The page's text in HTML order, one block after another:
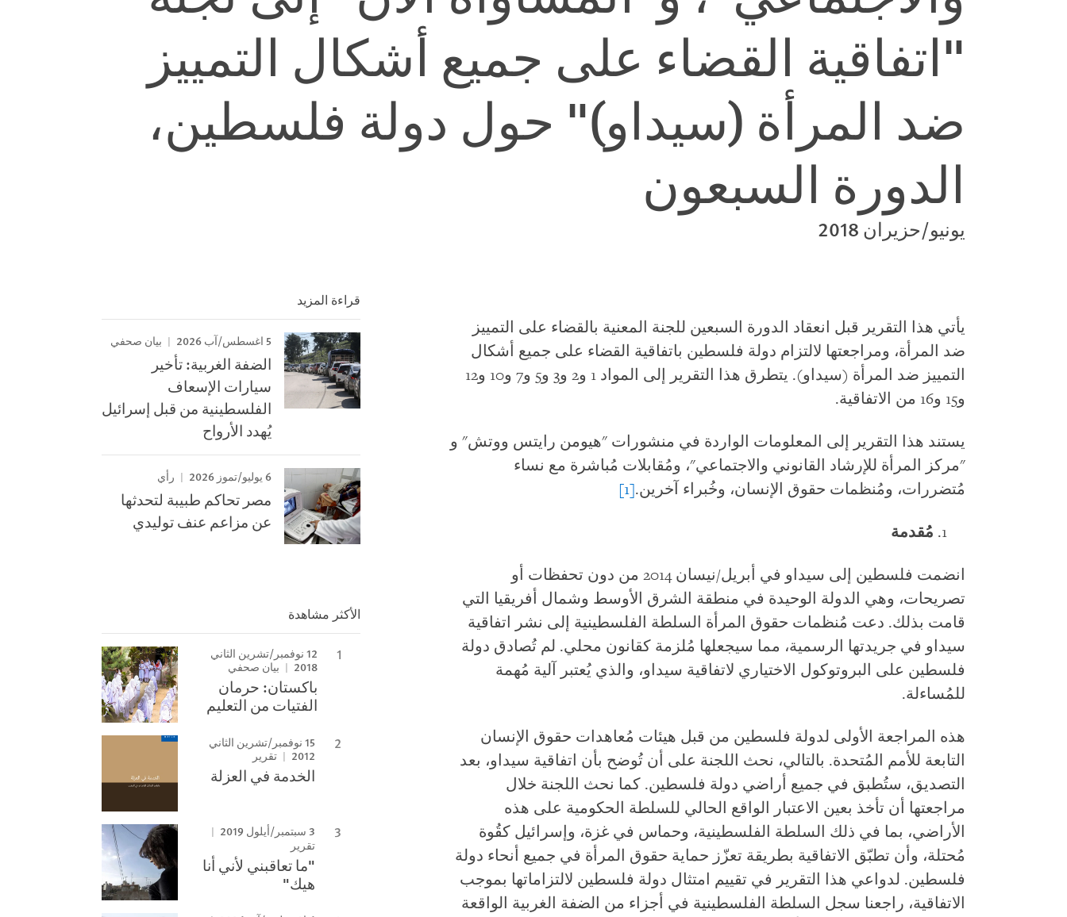
"اتفاقية القضاء على جميع أشكال التمييز
ضد المرأة (سيداو)" حول دولة فلسطين،
الدورة السبعون
يونيو/حزيران 2018
يأتي هذا التقرير قبل انعقاد الدورة السبعين للجنة المعنية بالقضاء على التمييز
ضد المرأة، ومراجعتها لالتزام دولة فلسطين باتفاقية القضاء على جميع أشكال
التمييز ضد المرأة (سيداو). يتطرق هذا التقرير إلى المواد 1 و2 و3 و5 و7 و10 و12
و15 و16 من الاتفاقية.
يستند هذا التقرير إلى المعلومات الواردة في منشورات "هيومن رايتس ووتش" و
"مركز المرأة للإرشاد القانوني والاجتماعي"، ومُقابلات مُباشرة مع نساء
مُتضررات، ومُنظمات حقوق الإنسان، وخُبراء آخرين.[1]
مُقدمة
انضمت فلسطين إلى سيداو في أبريل/نيسان 2014 من دون تحفظات أو
تصريحات، وهي الدولة الوحيدة في منطقة الشرق الأوسط وشمال أفريقيا التي
قامت بذلك. دعت مُنظمات حقوق المرأة السلطة الفلسطينية إلى نشر اتفاقية
سيداو في جريدتها الرسمية، مما سيجعلها مُلزمة كقانون محلي. لم تُصادق دولة
فلسطين على البروتوكول الاختياري لاتفاقية سيداو، والذي يُعتبر آلية مُهمة
للمُساءلة.
هذه المراجعة الأولى لدولة فلسطين من قبل هيئات مُعاهدات حقوق الإنسان
التابعة للأمم المُتحدة. بالتالي، نحث اللجنة على أن تُوضح بأن اتفاقية سيداو، بعد
التصديق، ستُطبق في جميع أراضي دولة فلسطين. كما نحث اللجنة خلال
مراجعتها أن تأخذ بعين الاعتبار الواقع الحالي للسلطة الحكومية على هذه
الأراضي، بما في ذلك السلطة الفلسطينية، وحماس في غزة، وإسرائيل كقُوة
مُحتلة، وأن تطبّق الاتفاقية بطريقة تعزّز حماية حقوق المرأة في جميع أنحاء دولة
فلسطين. لدواعي هذا التقرير في تقييم امتثال دولة فلسطين لالتزاماتها بموجب
الاتفاقية، راجعنا سجل السلطة الفلسطينية في أجزاء من الضفة الغربية الواقعة
قراءة المزيد
5 اغسطس/آب 2026 بيان صحفي
الضفة الغربية: تأخير
سيارات الإسعاف
الفلسطينية من قبل إسرائيل
يُهدد الأرواح
6 يوليو/تموز 2026 رأي
مصر تحاكم طبيبة لتحدثها
عن مزاعم عنف توليدي
الأكثر مشاهدة
12 نوفمبر/تشرين الثاني
2018
بيان صحفي
باكستان: حرمان
الفتيات من التعليم
15 نوفمبر/تشرين الثاني
2012
تقرير
الخدمة في العزلة
3 سبتمبر/أيلول 2019
تقرير
"ما تعاقبني لأني أنا
هيك"